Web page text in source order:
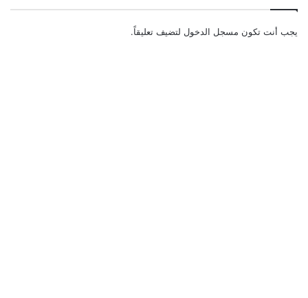
يجب أنت تكون مسجل الدخول لتضيف تعليقاً.